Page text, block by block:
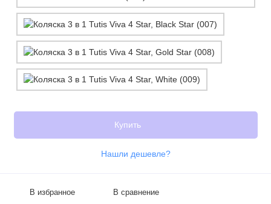
Купить
Нашли дешевле?
В избранное В сравнение